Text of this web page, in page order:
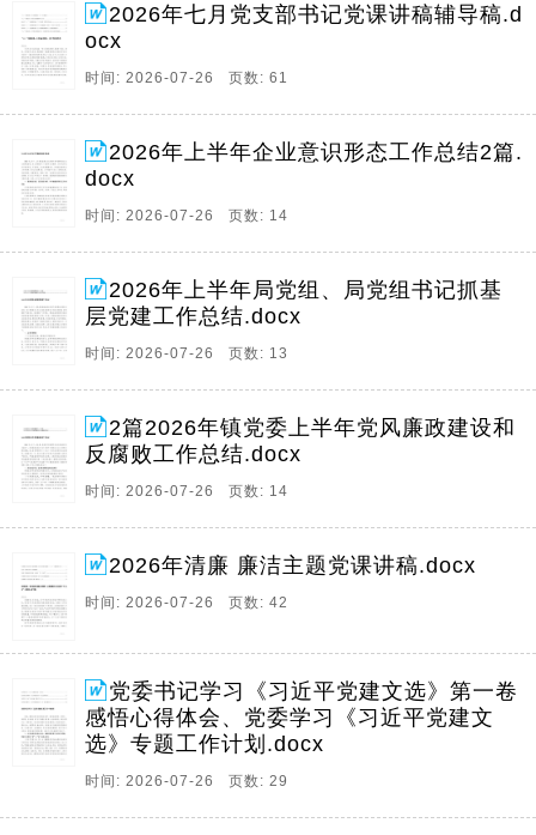
2026年七月党支部书记党课讲稿辅导稿.d
ocx
时间: 2026-07-26 页数: 61
2026年上半年企业意识形态工作总结2篇.
docx
时间: 2026-07-26 页数: 14
2026年上半年局党组、局党组书记抓基
层党建工作总结.docx
时间: 2026-07-26 页数: 13
2篇2026年镇党委上半年党风廉政建设和
反腐败工作总结.docx
时间: 2026-07-26 页数: 14
2026年清廉 廉洁主题党课讲稿.docx
时间: 2026-07-26 页数: 42
党委书记学习《习近平党建文选》第一卷
感悟心得体会、党委学习《习近平党建文
选》专题工作计划.docx
时间: 2026-07-26 页数: 29